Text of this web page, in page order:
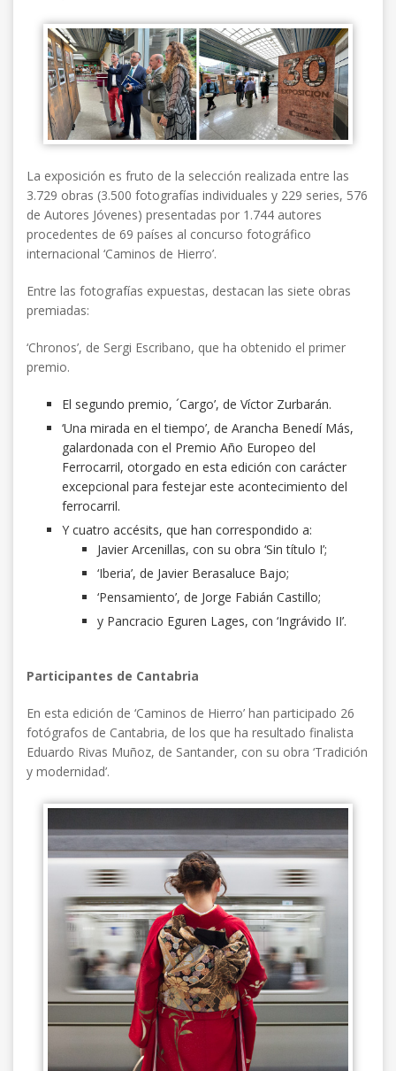
La exposición es fruto de la selección realizada entre las
3.729 obras (3.500 fotografías individuales y 229 series, 576
de Autores Jóvenes) presentadas por 1.744 autores
procedentes de 69 países al concurso fotográfico
internacional ‘Caminos de Hierro’.
Entre las fotografías expuestas, destacan las siete obras
premiadas:
‘Chronos’, de Sergi Escribano, que ha obtenido el primer
premio.
El segundo premio, ´Cargo’, de Víctor Zurbarán.
‘Una mirada en el tiempo’, de Arancha Benedí Más,
galardonada con el Premio Año Europeo del
Ferrocarril, otorgado en esta edición con carácter
excepcional para festejar este acontecimiento del
ferrocarril.
Y cuatro accésits, que han correspondido a:
Javier Arcenillas, con su obra ‘Sin título I’;
‘Iberia’, de Javier Berasaluce Bajo;
‘Pensamiento’, de Jorge Fabián Castillo;
y Pancracio Eguren Lages, con ‘Ingrávido II’.
Participantes de Cantabria
En esta edición de ‘Caminos de Hierro’ han participado 26
fotógrafos de Cantabria, de los que ha resultado finalista
Eduardo Rivas Muñoz, de Santander, con su obra ‘Tradición
y modernidad’.